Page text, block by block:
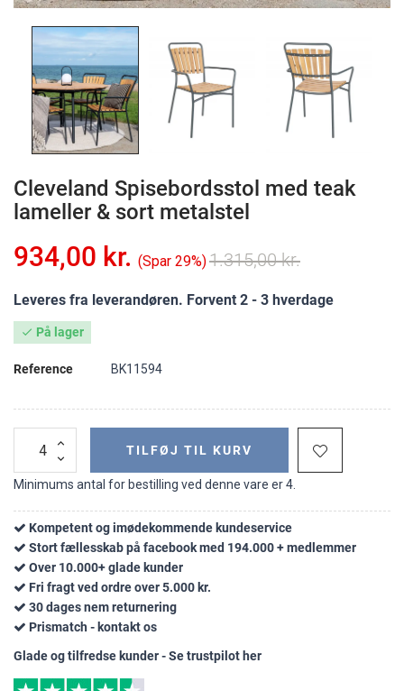
Cleveland Spisebordsstol med teak
lameller & sort metalstel
934,00 kr. Spar 29% 1.315,00 kr.
Leveres fra leverandøren. Forvent 2 - 3 hverdage
 På lager
Reference BK11594
TILFØJ TIL KURV
Minimums antal for bestilling ved denne vare er 4.
Kompetent og imødekommende kundeservice
Stort fællesskab på facebook med 194.000 + medlemmer
Over 10.000+ glade kunder
Fri fragt ved ordre over 5.000 kr.
30 dages nem returnering
Prismatch - kontakt os
Glade og tilfredse kunder - Se trustpilot her